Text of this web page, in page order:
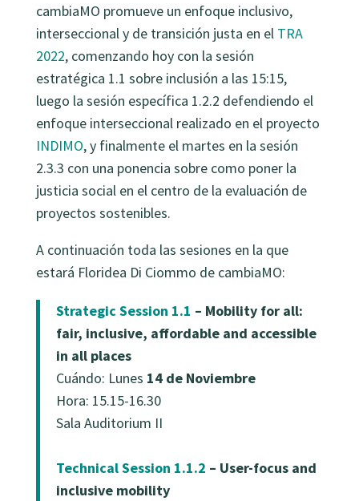
cambiaMO promueve un enfoque inclusivo,
interseccional y de transición justa en el TRA
2022, comenzando hoy con la sesión
estratégica 1.1 sobre inclusión a las 15:15,
luego la sesión específica 1.2.2 defendiendo el
enfoque interseccional realizado en el proyecto
INDIMO, y finalmente el martes en la sesión
2.3.3 con una ponencia sobre como poner la
justicia social en el centro de la evaluación de
proyectos sostenibles.
A continuación toda las sesiones en la que
estará Floridea Di Ciommo de cambiaMO:
Strategic Session 1.1 – Mobility for all:
fair, inclusive, affordable and accessible
in all places
Cuándo: Lunes 14 de Noviembre
Hora: 15.15-16.30
Sala Auditorium II
Technical Session 1.1.2 – User-focus and
inclusive mobility